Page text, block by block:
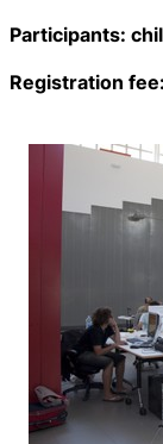
Participants:
Registration